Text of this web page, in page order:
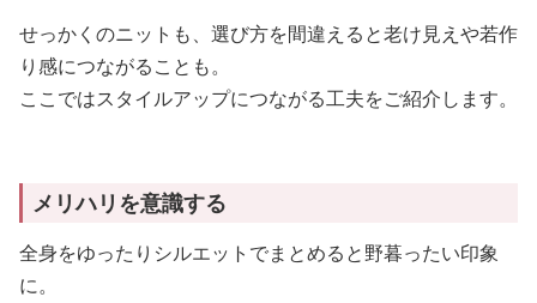
せっかくのニットも、選び方を間違えると老け見えや若作
り感につながることも。
ここではスタイルアップにつながる工夫をご紹介します。
メリハリを意識する
全身をゆったりシルエットでまとめると野暮ったい印象
に。